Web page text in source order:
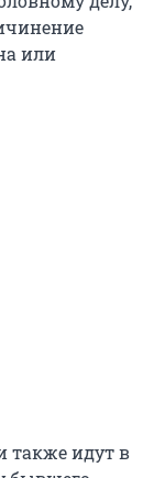
или
также идут в